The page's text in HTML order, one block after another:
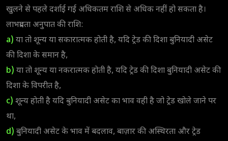
खुलने से पहले दर्शाई गई अधिकतम राशि से अधिक नहीं हो सकता है।
लाभप्रदता अनुपात की राशि:
a) या तो शून्य या सकारात्मक होती है, यदि ट्रेड की दिशा बुनियादी असेट
की दिशा के समान है,
b) या तो शून्य या नकरात्मक होती है, यदि ट्रेड की दिशा बुनियादी असेट की
दिशा के विपरीत है,
c) शून्य होती है यदि बुनियादी असेट का भाव वही है जो ट्रेड खोले जाने पर
था,
d) बुनियादी असेट के भाव में बदलाव, बाज़ार की अस्थिरता और ट्रेड